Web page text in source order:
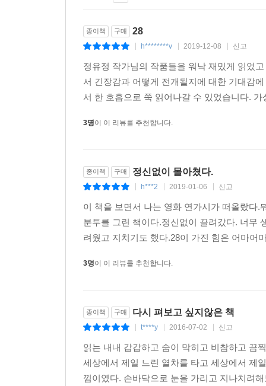
종이책 구매 28
h********v 2019-12-08 신고
정유정 작가님의 작품들을 워낙 재밌게 읽었
서 긴장감과 어떻게 전개될지에 대한 기대감
서 한 호흡으로 쭉 읽어나갈 수 있었습니다.
3명이 이 리뷰를 추천합니다.
종이책 구매 정신없이 몰아쳤다.
h***2 2019-01-06 신고
이 책을 보면서 나는 영화 연가시가 떠올랐다
분투를 그린 책이다.정신없이 끌려갔다. 너무
려웠고 지치기도 했다.28이 가진 힘은 어마어
3명이 이 리뷰를 추천합니다.
종이책 구매 다시 펴보고 싶지않은 책
t****y 2016-07-02 신고
읽는 내내 갑갑하고 숨이 막히고 비참하고 끔
세상에서 제일 느린 열차를 타고 세상에서 제
낌이였다. 손바닥으로 눈을 가리고 지나치려